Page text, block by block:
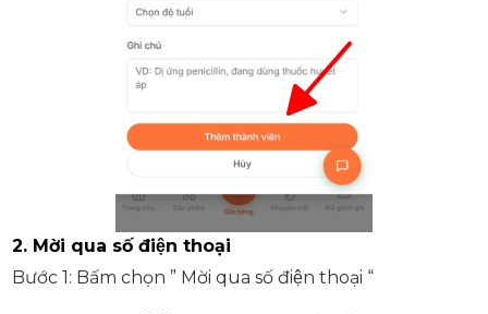
2. Mời qua số điện thoại
Bước 1: Bấm chọn ” Mời qua số điện thoại “